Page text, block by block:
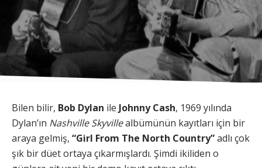
Bilen bilir, Bob Dylan ile Johnny Cash, 1969 yılında
Dylan’ın Nashville Skyvillealbümünün kayıtları için bir
araya gelmiş, “Girl From The North Country”adlı çok
şık bir düet ortaya çıkarmışlardı. Şimdi ikiliden o